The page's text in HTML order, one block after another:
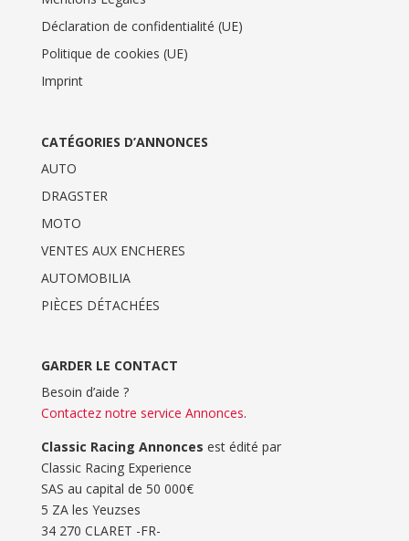
Déclaration de confidentialité (UE)
Politique de cookies (UE)
Imprint
CATÉGORIES D’ANNONCES
AUTO
DRAGSTER
MOTO
VENTES AUX ENCHERES
AUTOMOBILIA
PIÈCES DÉTACHÉES
GARDER LE CONTACT
Besoin d’aide ?
Contactez notre service Annonces.
Classic Racing Annonces est édité par
Classic Racing Experience
SAS au capital de 50 000€
5 ZA les Yeuzses
34 270 CLARET -FR-